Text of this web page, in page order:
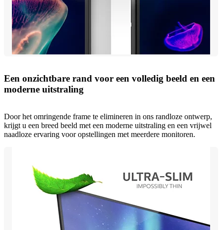
Een onzichtbare rand voor een volledig beeld en een
moderne uitstraling
Door het omringende frame te elimineren in ons randloze ontwerp,
krijgt u een breed beeld met een moderne uitstraling en een vrijwel
naadloze ervaring voor opstellingen met meerdere monitoren.